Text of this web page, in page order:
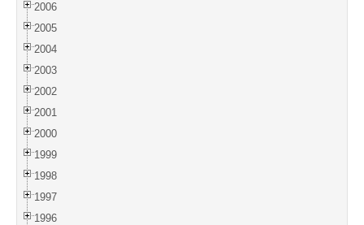
2006
2005
2004
2003
2002
2001
2000
1999
1998
1997
1996